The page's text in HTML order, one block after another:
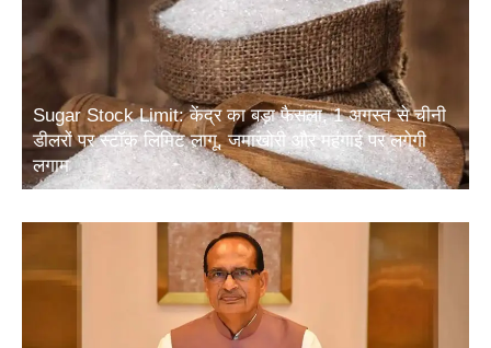
Sugar Stock Limit: केंद्र का बड़ा फैसला, 1 अगस्त से चीनी
डीलरों पर स्टॉक लिमिट लागू, जमाखोरी और महंगाई पर लगेगी
लगाम